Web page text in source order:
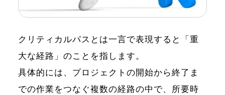
クリティカルパスとは一言で表現すると「重
大な経路」のことを指します。
具体的には、プロジェクトの開始から終了ま
での作業をつなぐ複数の経路の中で、所要時